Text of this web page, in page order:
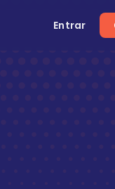
Entrar